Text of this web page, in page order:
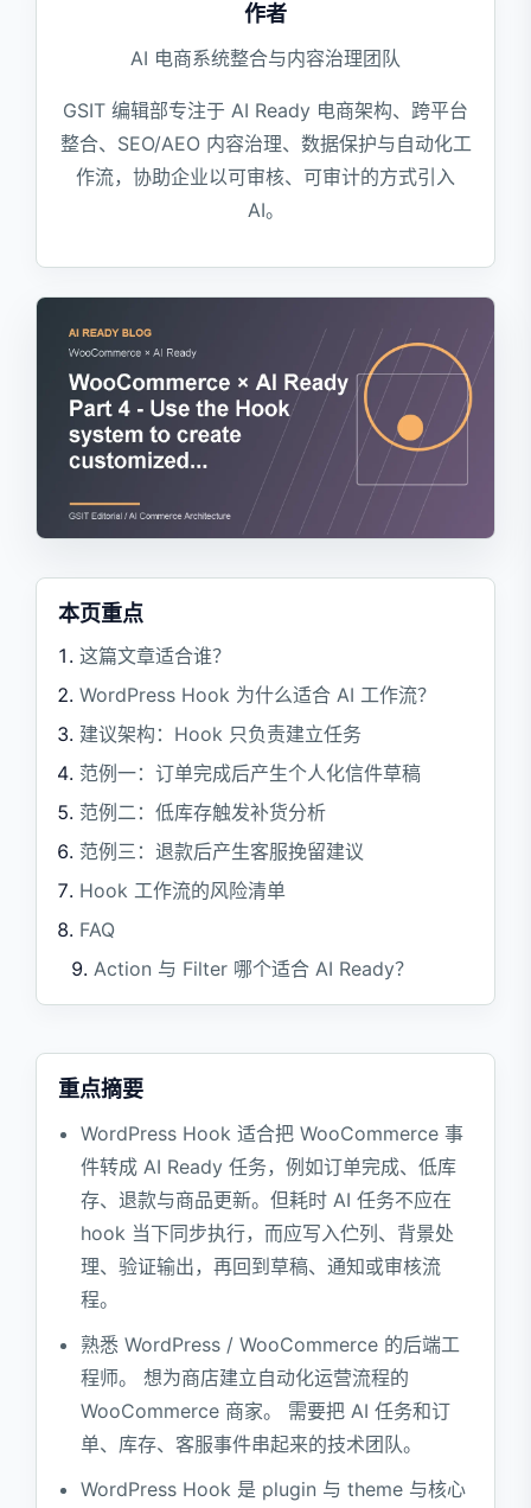
作者
AI 电商系统整合与内容治理团队
GSIT 编辑部专注于 AI Ready 电商架构、跨平台
整合、SEO/AEO 内容治理、数据保护与自动化工
作流，协助企业以可审核、可审计的方式引入
AI。
本页重点
这篇文章适合谁？
WordPress Hook 为什么适合 AI 工作流？
建议架构：Hook 只负责建立任务
范例一：订单完成后产生个人化信件草稿
范例二：低库存触发补货分析
范例三：退款后产生客服挽留建议
Hook 工作流的风险清单
FAQ
Action 与 Filter 哪个适合 AI Ready？
可以在 hook 里直接呼叫 OpenAI 或其他模
AI 工作流要如何避免重复寄信？每个任务都
应有唯一 event id 或 idempotency key，并
在数据库保存处理状态。若相同事件重试，
系统应回传已处理或跳过。
参考资料
重点摘要
WordPress Hook 适合把 WooCommerce 事
件转成 AI Ready 任务，例如订单完成、低库
存、退款与商品更新。但耗时 AI 任务不应在
hook 当下同步执行，而应写入伫列、背景处
理、验证输出，再回到草稿、通知或审核流
程。
熟悉 WordPress / WooCommerce 的后端工
程师。 想为商店建立自动化运营流程的
WooCommerce 商家。 需要把 AI 任务和订
单、库存、客服事件串起来的技术团队。
WordPress Hook 是 plugin 与 theme 与核心